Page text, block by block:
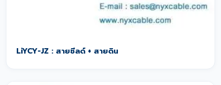
LiYCY-JZ : สายชีลด์ + สายดิน